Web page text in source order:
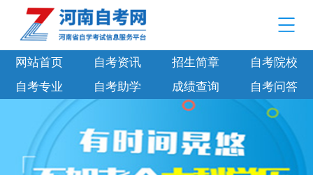
网站首页 自考资讯 招生简章
自考院校
自考专业
自考助学 成绩查询 自考问答